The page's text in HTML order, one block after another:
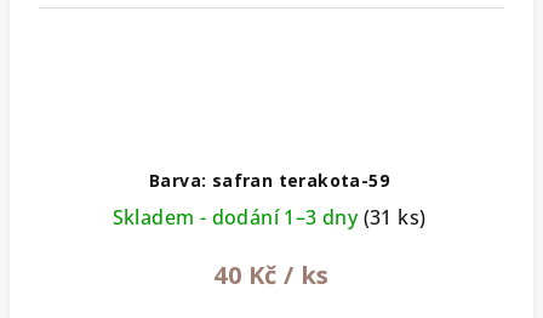
Barva: safran terakota-59
Skladem - dodání 1–3 dny(31 ks)
40 Kč / ks